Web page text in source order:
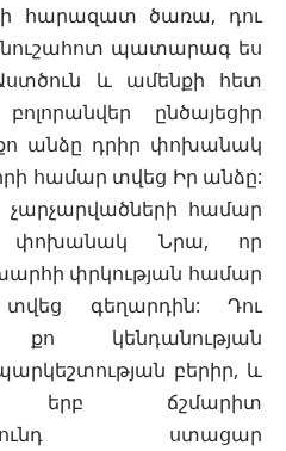
հարազատ ծառա, դու
պատարագ ես
և ամենքի հետ
ընծայեցիր
անձը դրիր փոխանակ
համար տվեց Իր անձը:
չարչարվածների համար
փոխանակ Նրա, որ
փրկության համար
գեղարդին: Դու
քո կենդանության
բերիր, և
երբ ճշմարիտ
ստացար